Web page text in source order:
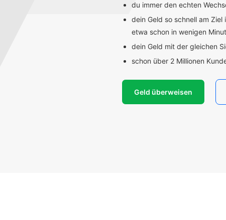
du immer den echten
dein Geld so schnell am
etwa schon in wenigen
dein Geld mit der gleichen
schon über 2 Millionen
Geld überweisen